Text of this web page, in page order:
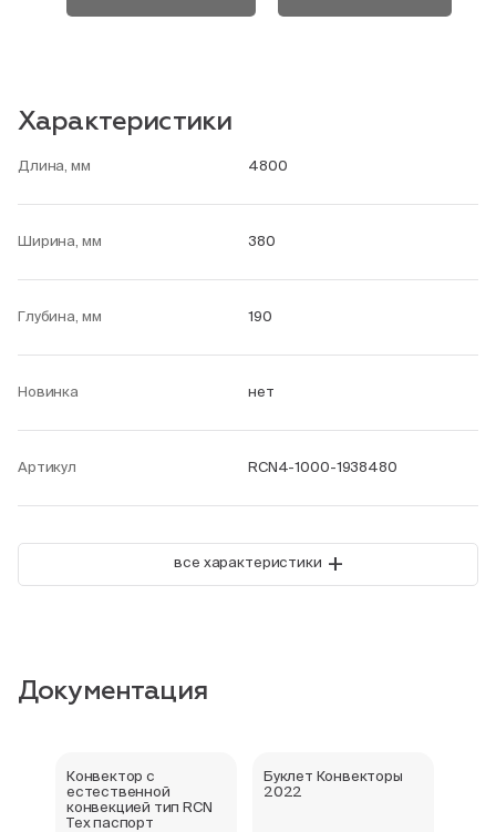
Характеристики
Длина, мм 4800
Ширина, мм 380
Глубина, мм 190
Новинка нет
Артикул RCN4-1000-1938480
все характеристики +
Документация
Конвектор с
естественной
конвекцией тип RCN
Тех паспорт
Буклет Конвекторы
2022